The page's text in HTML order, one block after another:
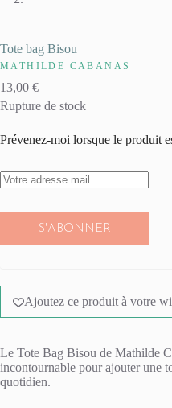
Tote bag Bisou
MATHILDE CABANAS
13,00 €
Rupture de stock
Prévenez-moi lorsque le produit
S'ABONNER
Ajoutez ce produit à votre
Le Tote Bag Bisou de Mathilde
incontournable pour ajouter une
quotidien.